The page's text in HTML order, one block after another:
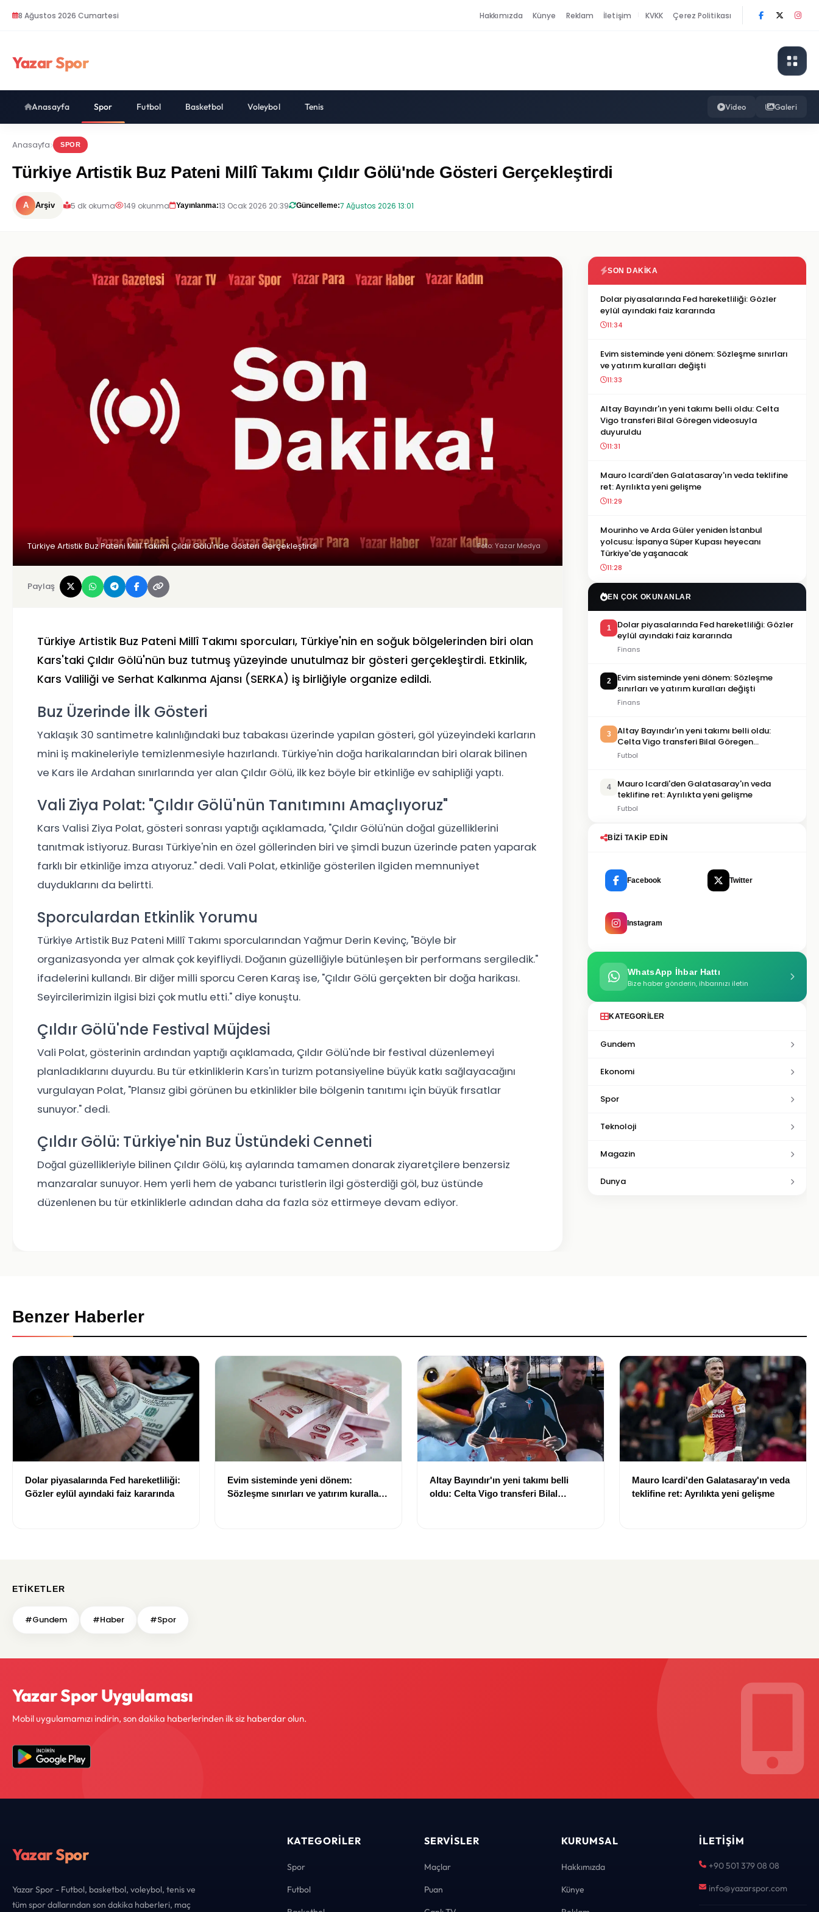
8 Ağustos 2026 Cumartesi Hakkımızda Künye Reklam İletişim KVKK Çerez Politikası
Yazar Spor
Anasayfa Spor Futbol Basketbol Voleybol Tenis Video Galeri
Anasayfa SPOR
Türkiye Artistik Buz Pateni Millî Takımı Çıldır Gölü'nde Gösteri Gerçekleştirdi
A Arşiv 5 dk okuma 149 okunma Yayınlanma:13 Ocak 2026 20:39 Güncelleme:7 Ağustos 2026 13:01
Türkiye Artistik Buz Pateni Millî Takımı Çıldır Gölü'nde Gösteri Gerçekleştirdi Foto: Yazar Medya
Paylaş
Türkiye Artistik Buz Pateni Millî Takımı sporcuları, Türkiye'nin en soğuk bölgelerinden biri olan
Kars'taki Çıldır Gölü'nün buz tutmuş yüzeyinde unutulmaz bir gösteri gerçekleştirdi. Etkinlik,
Kars Valiliği ve Serhat Kalkınma Ajansı (SERKA) iş birliğiyle organize edildi.
Buz Üzerinde İlk Gösteri
Yaklaşık 30 santimetre kalınlığındaki buz tabakası üzerinde yapılan gösteri, göl yüzeyindeki karların
mini iş makineleriyle temizlenmesiyle hazırlandı. Türkiye'nin doğa harikalarından biri olarak bilinen
ve Kars ile Ardahan sınırlarında yer alan Çıldır Gölü, ilk kez böyle bir etkinliğe ev sahipliği yaptı.
Vali Ziya Polat: "Çıldır Gölü'nün Tanıtımını Amaçlıyoruz"
Kars Valisi Ziya Polat, gösteri sonrası yaptığı açıklamada, "Çıldır Gölü'nün doğal güzelliklerini
tanıtmak istiyoruz. Burası Türkiye'nin en özel göllerinden biri ve şimdi buzun üzerinde paten yaparak
farklı bir etkinliğe imza atıyoruz." dedi. Vali Polat, etkinliğe gösterilen ilgiden memnuniyet
duyduklarını da belirtti.
Sporculardan Etkinlik Yorumu
Türkiye Artistik Buz Pateni Millî Takımı sporcularından Yağmur Derin Kevinç, "Böyle bir
organizasyonda yer almak çok keyifliydi. Doğanın güzelliğiyle bütünleşen bir performans sergiledik."
ifadelerini kullandı. Bir diğer milli sporcu Ceren Karaş ise, "Çıldır Gölü gerçekten bir doğa harikası.
Seyircilerimizin ilgisi bizi çok mutlu etti." diye konuştu.
Çıldır Gölü'nde Festival Müjdesi
Vali Polat, gösterinin ardından yaptığı açıklamada, Çıldır Gölü'nde bir festival düzenlemeyi
planladıklarını duyurdu. Bu tür etkinliklerin Kars'ın turizm potansiyeline büyük katkı sağlayacağını
vurgulayan Polat, "Plansız gibi görünen bu etkinlikler bile bölgenin tanıtımı için büyük fırsatlar
sunuyor." dedi.
Çıldır Gölü: Türkiye'nin Buz Üstündeki Cenneti
Doğal güzellikleriyle bilinen Çıldır Gölü, kış aylarında tamamen donarak ziyaretçilere benzersiz
manzaralar sunuyor. Hem yerli hem de yabancı turistlerin ilgi gösterdiği göl, buz üstünde
düzenlenen bu tür etkinliklerle adından daha da fazla söz ettirmeye devam ediyor.
SON DAKIKA
Dolar piyasalarında Fed hareketliliği: Gözler
eylül ayındaki faiz kararında
11:34
Evim sisteminde yeni dönem: Sözleşme sınırları
ve yatırım kuralları değişti
11:33
Altay Bayındır'ın yeni takımı belli oldu: Celta
Vigo transferi Bilal Göregen videosuyla
duyuruldu
11:31
Mauro Icardi'den Galatasaray'ın veda teklifine
ret: Ayrılıkta yeni gelişme
11:29
Mourinho ve Arda Güler yeniden İstanbul
yolcusu: İspanya Süper Kupası heyecanı
Türkiye'de yaşanacak
11:28
EN ÇOK OKUNANLAR
1
Dolar piyasalarında Fed hareketliliği: Gözler
eylül ayındaki faiz kararında
Finans
2
Evim sisteminde yeni dönem: Sözleşme
sınırları ve yatırım kuralları değişti
Finans
3
Altay Bayındır'ın yeni takımı belli oldu:
Celta Vigo transferi Bilal Göregen
videosuyla duyuruldu
Futbol
4
Mauro Icardi'den Galatasaray'ın veda
teklifine ret: Ayrılıkta yeni gelişme
Futbol
BIZI TAKIP EDIN
Facebook Twitter
Instagram
WhatsApp İhbar Hattı
Bize haber gönderin, ihbarınızı iletin
KATEGORILER
Gundem
Ekonomi
Spor
Teknoloji
Magazin
Dunya
Benzer Haberler
Dolar piyasalarında Fed hareketliliği:
Gözler eylül ayındaki faiz kararında
Evim sisteminde yeni dönem:
Sözleşme sınırları ve yatırım kuralları
Altay Bayındır'ın yeni takımı belli
oldu: Celta Vigo transferi Bilal
Mauro Icardi'den Galatasaray'ın veda
teklifine ret: Ayrılıkta yeni gelişme
ETIKETLER
#Gundem #Haber #Spor
Yazar Spor Uygulaması
Mobil uygulamamızı indirin, son dakika haberlerinden ilk siz haberdar olun.
Yazar Spor
Yazar Spor - Futbol, basketbol, voleybol, tenis ve
tüm spor dallarından son dakika haberleri, maç
KATEGORILER
Spor
Futbol
SERVISLER
Maçlar
Puan
KURUMSAL
Hakkımızda
Künye
İLETIŞIM
+90 501 379 08 08
info@yazarspor.com